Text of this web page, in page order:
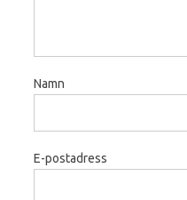
Namn
E-postadress